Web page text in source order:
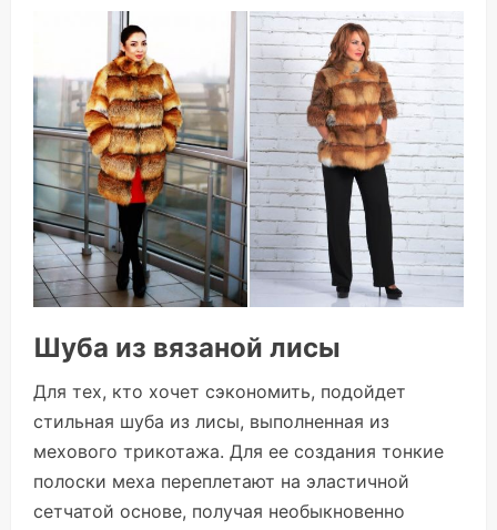
Шуба из вязаной лисы
Для тех, кто хочет сэкономить, подойдет
стильная шуба из лисы, выполненная из
мехового трикотажа. Для ее создания тонкие
полоски меха переплетают на эластичной
сетчатой основе, получая необыкновенно